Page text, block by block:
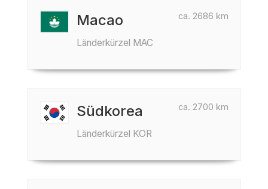
ca. 2686 km
Macao
Länderkürzel MAC
ca. 2700 km
Südkorea
Länderkürzel KOR